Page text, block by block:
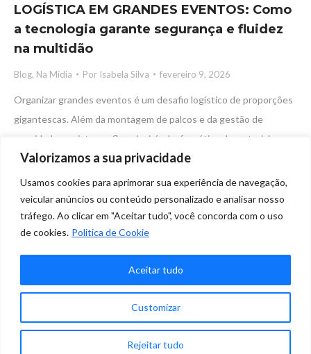
Valorizamos a sua privacidade
Usamos cookies para aprimorar sua experiência de navegação,
veicular anúncios ou conteúdo personalizado e analisar nosso
tráfego. Ao clicar em "Aceitar tudo", você concorda com o uso
de cookies. Politica de Cookie
Customizar
Rejeitar tudo
Aceitar tudo
LOGÍSTICA EM GRANDES EVENTOS: Como
a tecnologia garante segurança e fluidez
na multidão
Blog, Na Mídia Por Isabela Silva fevereiro 9, 2026
Organizar grandes eventos é um desafio logístico de proporções
gigantescas. Além da montagem de palcos e da gestão de
convidados, existe um fluxo invisível e frenético de materiais e,
acima de tudo, a gestão da experiência de milhares de pessoas
circulando em um espaço concentrado. O sucesso de uma
produção muitas vezes é medido por quão invisível e eficiente é a
sua logística: quando tudo funciona, o público sequer percebe o
esforço por trás das…
4 5